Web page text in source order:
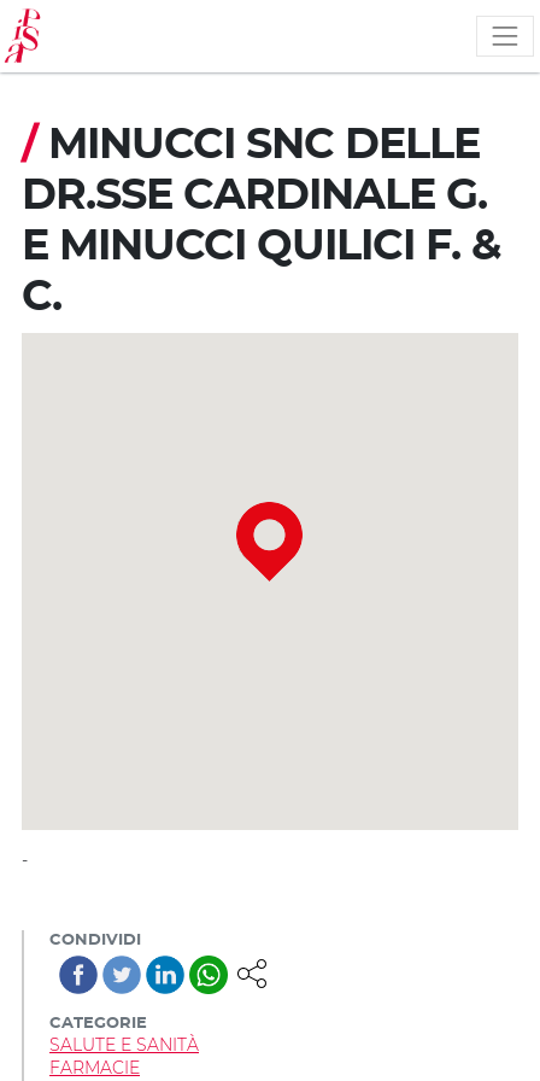
Salta
al
contenuto
principale
/ MINUCCI SNC DELLE
DR.SSE CARDINALE G.
E MINUCCI QUILICI F. &
C.
-
CONDIVIDI
CATEGORIE
SALUTE E SANITÀ
FARMACIE